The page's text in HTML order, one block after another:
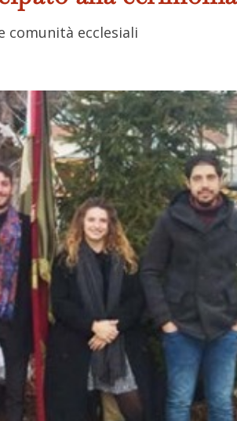
comunità ecclesiali